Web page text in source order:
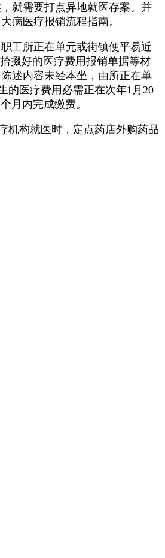
就需要打点异地就医存案。并
病医疗报销流程指南。
工所正在单元或街镇便平易近
掇好的医疗费用报销单据等材
述内容未经本坐，由所正在单
的医疗费用必需正在次年1月20
月内完成缴费。
构就医时，定点药店外购药品